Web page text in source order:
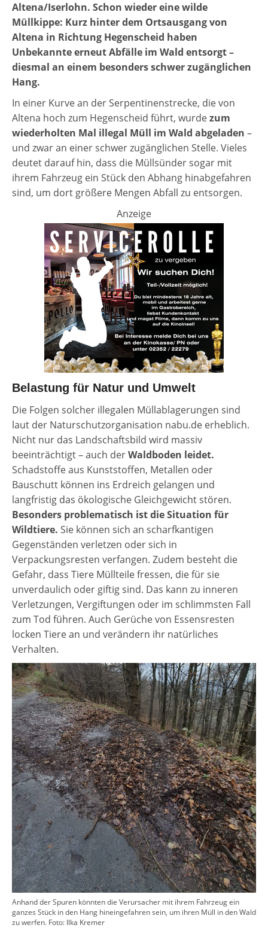
Altena/Iserlohn. Schon wieder eine wilde
Müllkippe: Kurz hinter dem Ortsausgang von
Altena in Richtung Hegenscheid haben
Unbekannte erneut Abfälle im Wald entsorgt –
diesmal an einem besonders schwer zugänglichen
Hang.
In einer Kurve an der Serpentinenstrecke, die von
Altena hoch zum Hegenscheid führt, wurdezum
wiederholten Mal illegal Müll im Wald abgeladen –
und zwar an einer schwer zugänglichen Stelle. Vieles
deutet darauf hin, dass die Müllsünder sogar mit
ihrem Fahrzeug ein Stück den Abhang hinabgefahren
sind, um dort größere Mengen Abfall zu entsorgen.
Anzeige
Belastung für Natur und Umwelt
Die Folgen solcher illegalen Müllablagerungen sind
laut der Naturschutzorganisation nabu.de erheblich.
Nicht nur das Landschaftsbild wird massiv
beeinträchtigt – auch derWaldboden leidet.
Schadstoffe aus Kunststoffen, Metallen oder
Bauschutt können ins Erdreich gelangen und
langfristig das ökologische Gleichgewicht stören.
Besonders problematisch ist die Situation für
Wildtiere. Sie können sich an scharfkantigen
Gegenständen verletzen oder sich in
Verpackungsresten verfangen. Zudem besteht die
Gefahr, dass Tiere Müllteile fressen, die für sie
unverdaulich oder giftig sind. Das kann zu inneren
Verletzungen, Vergiftungen oder im schlimmsten Fall
zum Tod führen. Auch Gerüche von Essensresten
locken Tiere an und verändern ihr natürliches
Verhalten.
Anhand der Spuren könnten die Verursacher mit ihrem Fahrzeug ein
ganzes Stück in den Hang hineingefahren sein, um ihren Müll in den Wald
zu werfen. Foto: Ilka Kremer